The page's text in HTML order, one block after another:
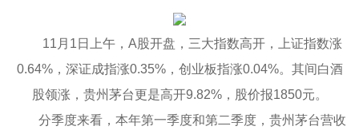
11月1日上午，A股开盘，三大指数高开，上证指数涨
0.64%，深证成指涨0.35%，创业板指涨0.04%。其间白酒
股领涨，贵州茅台更是高开9.82%，股价报1850元。
分季度来看，本年第一季度和第二季度，贵州茅台营收